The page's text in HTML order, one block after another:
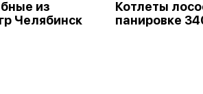
из
Челябинск
Котлеты
панировке